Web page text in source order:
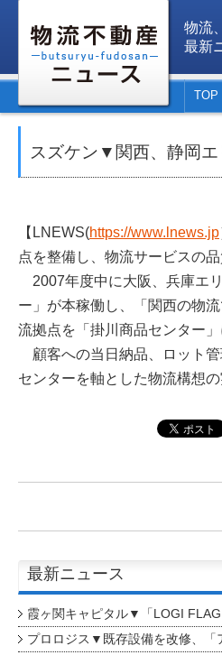
物流
最新
TOP
スズケン▼関西、静岡
【LNEWS(https://www.lnews.jp
点を整備し、物流サービスの品
2007年度中に大阪、兵庫エ
ー」が本稼働し、「関西の物
流拠点を「掛川商品センター」
顧客への当日納品、ロット
センターを軸とした物流構想
最新ニュース
霞ヶ関キャピタル▼「LOGI
プロロジス▼既存設備を改修、「